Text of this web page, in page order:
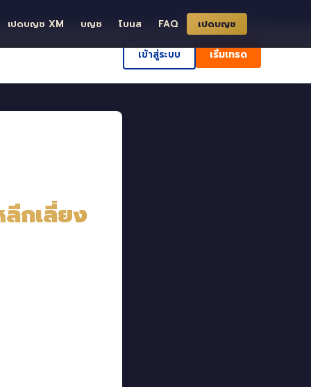
เปดบญช XM บญช โบนส FAQ เปดบญช
ð ค้นหา ศูนย์ช่วยเหลือ
เข้าสู่ระบบ เริ่มเทรด
กเลี่ยง